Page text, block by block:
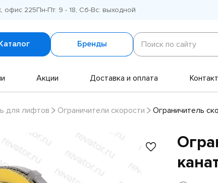
офис 225Пн-Пт: 9 - 18, Сб-Вс: выходной
Бренды
Поиск
по
сайту
Поиск по сайту
Акции Доставка и оплата
для лифтов Ограничители скорости Ограничитель